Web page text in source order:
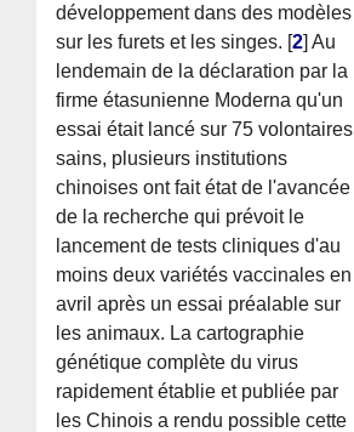
développement dans des modèles
sur les furets et les singes. [2] Au
lendemain de la déclaration par la
firme étasunienne Moderna qu'un
essai était lancé sur 75 volontaires
sains, plusieurs institutions
chinoises ont fait état de l'avancée
de la recherche qui prévoit le
lancement de tests cliniques d'au
moins deux variétés vaccinales en
avril après un essai préalable sur
les animaux. La cartographie
génétique complète du virus
rapidement établie et publiée par
les Chinois a rendu possible cette